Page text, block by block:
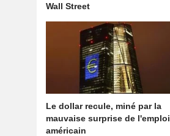
Wall Street
Le dollar recule, miné par la
mauvaise surprise de l'emploi
américain